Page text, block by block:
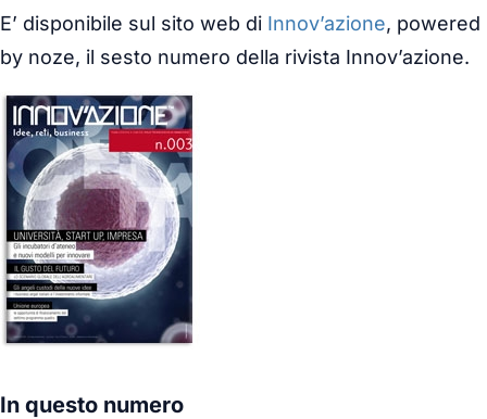
E’ disponibile sul sito web di Innov’azione, powered
by noze, il sesto numero della rivista Innov’azione.
In questo numero